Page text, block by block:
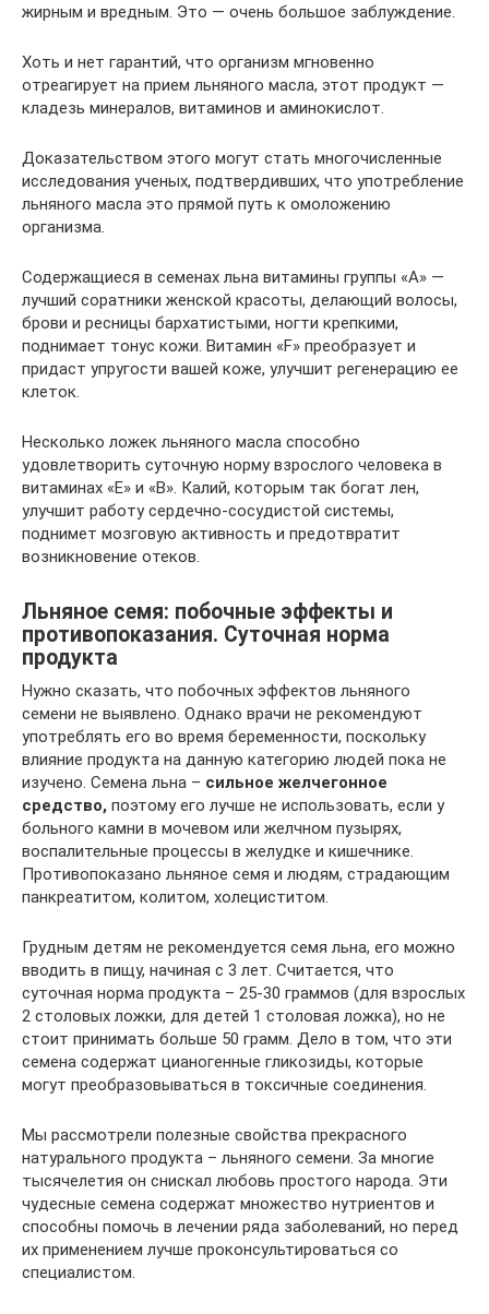
жирным и вредным. Это — очень большое заблуждение.
Хоть и нет гарантий, что организм мгновенно
отреагирует на прием льняного масла, этот продукт —
кладезь минералов, витаминов и аминокислот.
Доказательством этого могут стать многочисленные
исследования ученых, подтвердивших, что употребление
льняного масла это прямой путь к омоложению
организма.
Содержащиеся в семенах льна витамины группы «А» —
лучший соратники женской красоты, делающий волосы,
брови и ресницы бархатистыми, ногти крепкими,
поднимает тонус кожи. Витамин «F» преобразует и
придаст упругости вашей коже, улучшит регенерацию ее
клеток.
Несколько ложек льняного масла способно
удовлетворить суточную норму взрослого человека в
витаминах «Е» и «В». Калий, которым так богат лен,
улучшит работу сердечно-сосудистой системы,
поднимет мозговую активность и предотвратит
возникновение отеков.
Льняное семя: побочные эффекты и
противопоказания. Суточная норма
продукта
Нужно сказать, что побочных эффектов льняного
семени не выявлено. Однако врачи не рекомендуют
употреблять его во время беременности, поскольку
влияние продукта на данную категорию людей пока не
изучено. Семена льна – сильное желчегонное
средство, поэтому его лучше не использовать, если у
больного камни в мочевом или желчном пузырях,
воспалительные процессы в желудке и кишечнике.
Противопоказано льняное семя и людям, страдающим
панкреатитом, колитом, холециститом.
Грудным детям не рекомендуется семя льна, его можно
вводить в пищу, начиная с 3 лет. Считается, что
суточная норма продукта – 25-30 граммов (для взрослых
2 столовых ложки, для детей 1 столовая ложка), но не
стоит принимать больше 50 грамм. Дело в том, что эти
семена содержат цианогенные гликозиды, которые
могут преобразовываться в токсичные соединения.
Мы рассмотрели полезные свойства прекрасного
натурального продукта – льняного семени. За многие
тысячелетия он снискал любовь простого народа. Эти
чудесные семена содержат множество нутриентов и
способны помочь в лечении ряда заболеваний, но перед
их применением лучше проконсультироваться со
специалистом.